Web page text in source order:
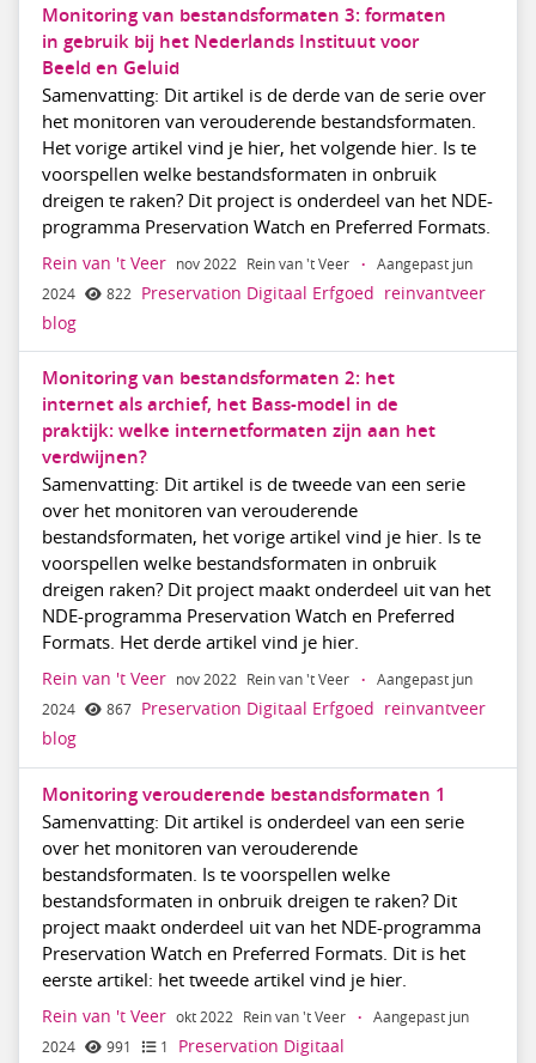
Monitoring van bestandsformaten 3: formaten
in gebruik bij het Nederlands Instituut voor
Beeld en Geluid
Samenvatting: Dit artikel is de derde van de serie over
het monitoren van verouderende bestandsformaten.
Het vorige artikel vind je hier, het volgende hier. Is te
voorspellen welke bestandsformaten in onbruik
dreigen te raken? Dit project is onderdeel van het NDE-
programma Preservation Watch en Preferred Formats.
Rein van 't Veer nov 2022 Rein van 't Veer ·
Aangepast jun
2024
822 Preservation Digitaal Erfgoed reinvantveer
blog
Monitoring van bestandsformaten 2: het
internet als archief, het Bass-model in de
praktijk: welke internetformaten zijn aan het
verdwijnen?
Samenvatting: Dit artikel is de tweede van een serie
over het monitoren van verouderende
bestandsformaten, het vorige artikel vind je hier. Is te
voorspellen welke bestandsformaten in onbruik
dreigen raken? Dit project maakt onderdeel uit van het
NDE-programma Preservation Watch en Preferred
Formats. Het derde artikel vind je hier.
Rein van 't Veer nov 2022 Rein van 't Veer ·
Aangepast jun
2024
867 Preservation Digitaal Erfgoed reinvantveer
blog
Monitoring verouderende bestandsformaten 1
Samenvatting: Dit artikel is onderdeel van een serie
over het monitoren van verouderende
bestandsformaten. Is te voorspellen welke
bestandsformaten in onbruik dreigen te raken? Dit
project maakt onderdeel uit van het NDE-programma
Preservation Watch en Preferred Formats. Dit is het
eerste artikel: het tweede artikel vind je hier.
Rein van 't Veer okt 2022 Rein van 't Veer ·
Aangepast jun
2024
991 1
Preservation Digitaal